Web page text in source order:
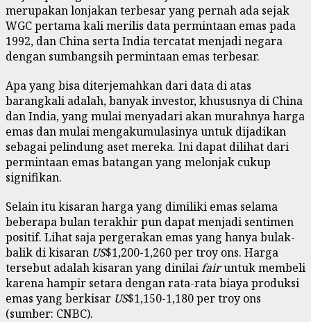
merupakan lonjakan terbesar yang pernah ada sejak
WGC pertama kali merilis data permintaan emas pada
1992, dan China serta India tercatat menjadi negara
dengan sumbangsih permintaan emas terbesar.
Apa yang bisa diterjemahkan dari data di atas
barangkali adalah, banyak investor, khususnya di China
dan India, yang mulai menyadari akan murahnya harga
emas dan mulai mengakumulasinya untuk dijadikan
sebagai pelindung aset mereka. Ini dapat dilihat dari
permintaan emas batangan yang melonjak cukup
signifikan.
Selain itu kisaran harga yang dimiliki emas selama
beberapa bulan terakhir pun dapat menjadi sentimen
positif. Lihat saja pergerakan emas yang hanya bulak-
balik di kisaran US$1,200-1,260 per troy ons. Harga
tersebut adalah kisaran yang dinilaifairuntuk membeli
karena hampir setara dengan rata-rata biaya produksi
emas yang berkisar US$1,150-1,180 per troy ons
(sumber: CNBC).